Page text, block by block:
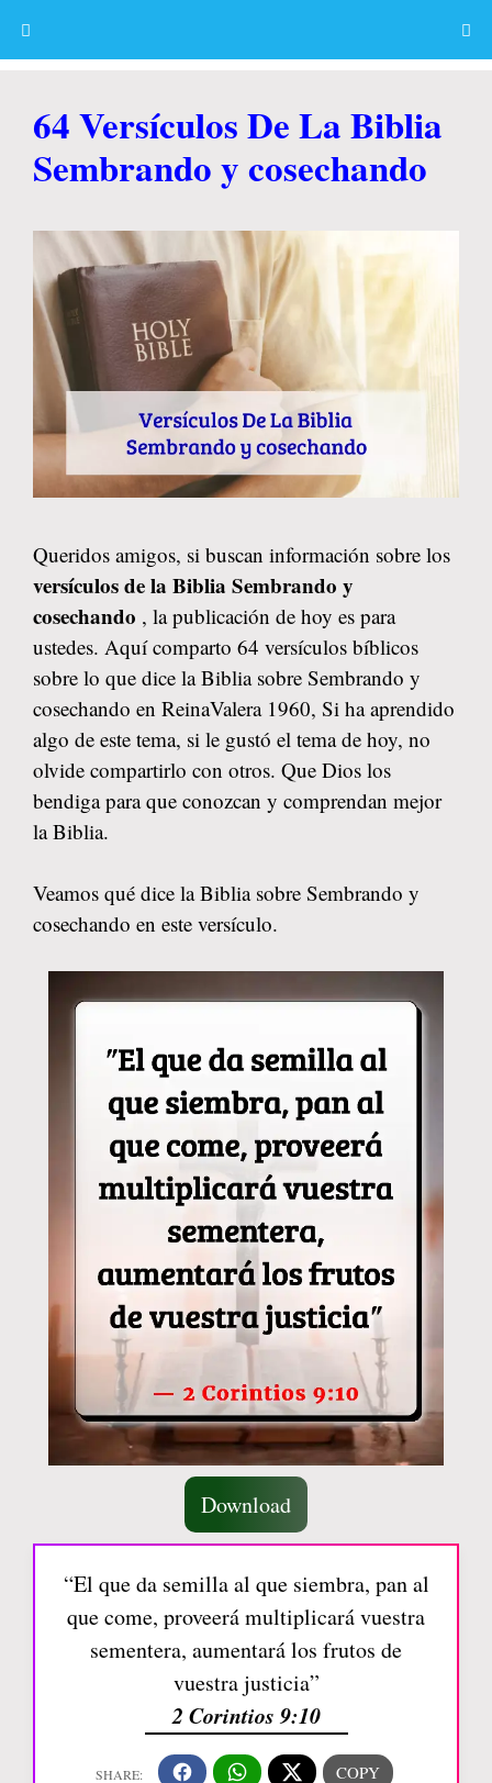
64 Versículos De La Biblia
Sembrando y cosechando
Queridos amigos, si buscan información sobre los
versículos de la Biblia Sembrando y
cosechando , la publicación de hoy es para
ustedes. Aquí comparto 64 versículos bíblicos
sobre lo que dice la Biblia sobre Sembrando y
cosechando en ReinaValera 1960, Si ha aprendido
algo de este tema, si le gustó el tema de hoy, no
olvide compartirlo con otros. Que Dios los
bendiga para que conozcan y comprendan mejor
la Biblia.
Veamos qué dice la Biblia sobre Sembrando y
cosechando en este versículo.
Download
“El que da semilla al que siembra, pan al
que come, proveerá multiplicará vuestra
sementera, aumentará los frutos de
vuestra justicia”
2 Corintios 9:10